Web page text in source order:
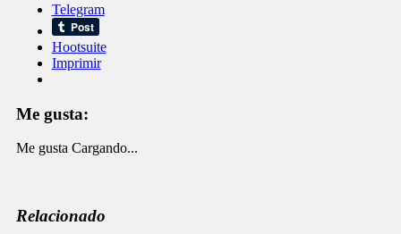
Telegram
Hootsuite
Imprimir
Me gusta:
Me gusta Cargando...
Relacionado